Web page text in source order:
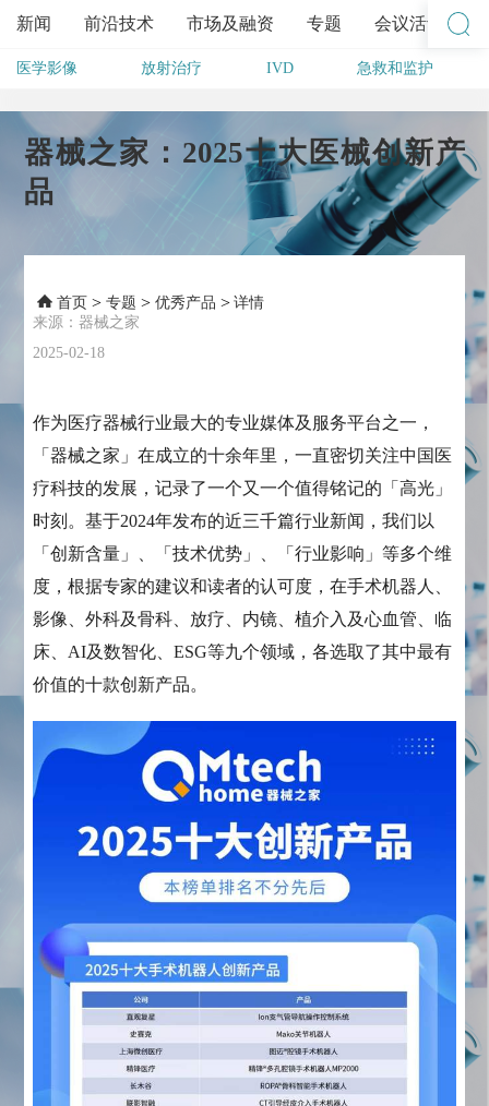
新闻 前沿技术 市场及融资 专题 会议活动
医学影像 放射治疗 IVD 急救和监护
器械之家：2025十大医械创新产
品
首页 > 专题 > 优秀产品 > 详情
来源：器械之家
2025-02-18
作为医疗器械行业最大的专业媒体及服务平台之一，
「器械之家」在成立的十余年里，一直密切关注中国医
疗科技的发展，记录了一个又一个值得铭记的「高光」
时刻。基于2024年发布的近三千篇行业新闻，我们以
「创新含量」、「技术优势」、「行业影响」等多个维
度，根据专家的建议和读者的认可度，在手术机器人、
影像、外科及骨科、放疗、内镜、植介入及心血管、临
床、AI及数智化、ESG等九个领域，各选取了其中最有
价值的十款创新产品。